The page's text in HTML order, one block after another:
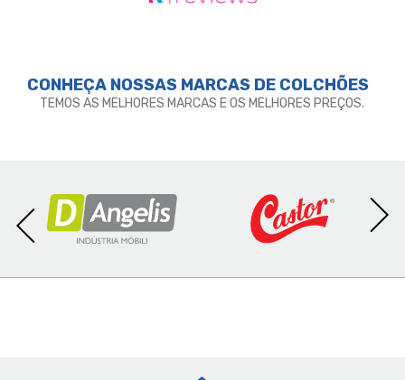
CONHEÇA NOSSAS MARCAS DE COLCHÕES
TEMOS AS MELHORES MARCAS E OS MELHORES PREÇOS.